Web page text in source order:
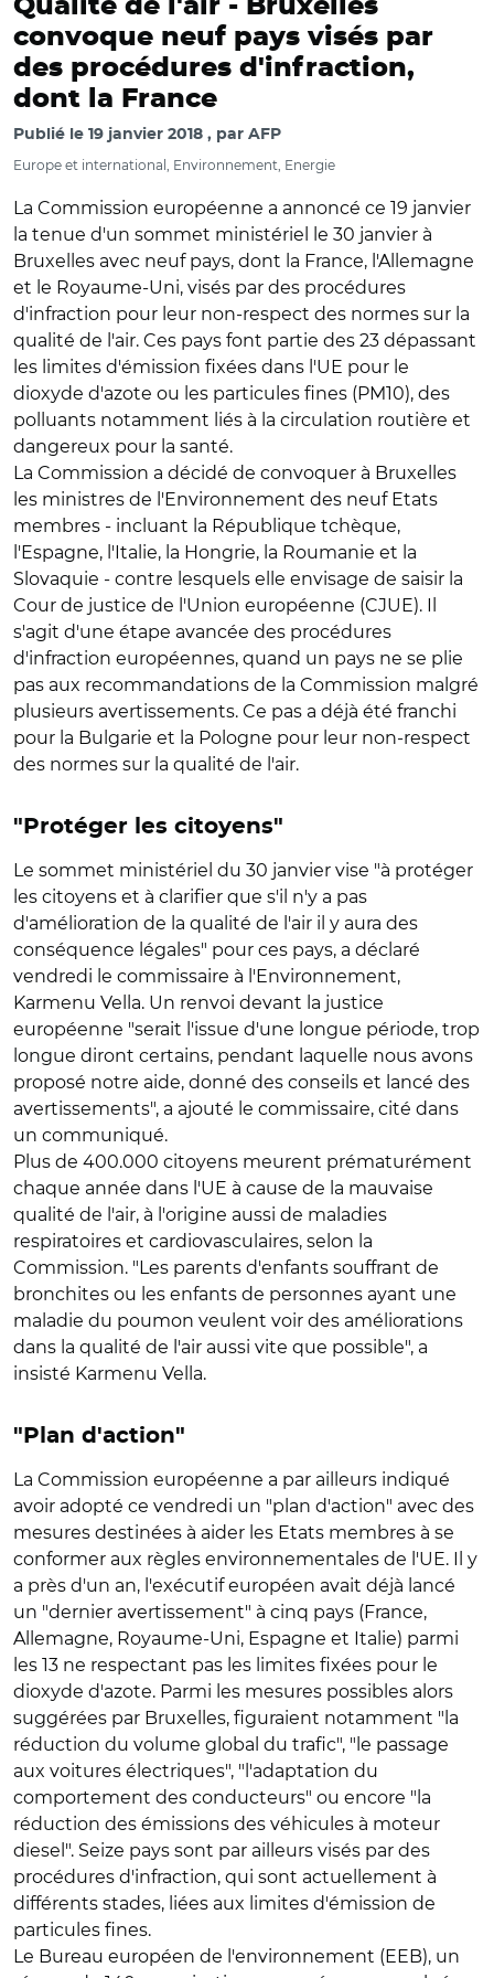
Qualité de l'air - Bruxelles
convoque neuf pays visés par
des procédures d'infraction,
dont la France
Publié le 19 janvier 2018 par AFP
Europe et international, Environnement, Energie
La Commission européenne a annoncé ce 19 janvier
la tenue d'un sommet ministériel le 30 janvier à
Bruxelles avec neuf pays, dont la France, l'Allemagne
et le Royaume-Uni, visés par des procédures
d'infraction pour leur non-respect des normes sur la
qualité de l'air. Ces pays font partie des 23 dépassant
les limites d'émission fixées dans l'UE pour le
dioxyde d'azote ou les particules fines (PM10), des
polluants notamment liés à la circulation routière et
dangereux pour la santé.
La Commission a décidé de convoquer à Bruxelles
les ministres de l'Environnement des neuf Etats
membres - incluant la République tchèque,
l'Espagne, l'Italie, la Hongrie, la Roumanie et la
Slovaquie - contre lesquels elle envisage de saisir la
Cour de justice de l'Union européenne (CJUE). Il
s'agit d'une étape avancée des procédures
d'infraction européennes, quand un pays ne se plie
pas aux recommandations de la Commission malgré
plusieurs avertissements. Ce pas a déjà été franchi
pour la Bulgarie et la Pologne pour leur non-respect
des normes sur la qualité de l'air.
"Protéger les citoyens"
Le sommet ministériel du 30 janvier vise "à protéger
les citoyens et à clarifier que s'il n'y a pas
d'amélioration de la qualité de l'air il y aura des
conséquence légales" pour ces pays, a déclaré
vendredi le commissaire à l'Environnement,
Karmenu Vella. Un renvoi devant la justice
européenne "serait l'issue d'une longue période, trop
longue diront certains, pendant laquelle nous avons
proposé notre aide, donné des conseils et lancé des
avertissements", a ajouté le commissaire, cité dans
un communiqué.
Plus de 400.000 citoyens meurent prématurément
chaque année dans l'UE à cause de la mauvaise
qualité de l'air, à l'origine aussi de maladies
respiratoires et cardiovasculaires, selon la
Commission. "Les parents d'enfants souffrant de
bronchites ou les enfants de personnes ayant une
maladie du poumon veulent voir des améliorations
dans la qualité de l'air aussi vite que possible", a
insisté Karmenu Vella.
"Plan d'action"
La Commission européenne a par ailleurs indiqué
avoir adopté ce vendredi un "plan d'action" avec des
mesures destinées à aider les Etats membres à se
conformer aux règles environnementales de l'UE. Il y
a près d'un an, l'exécutif européen avait déjà lancé
un "dernier avertissement" à cinq pays (France,
Allemagne, Royaume-Uni, Espagne et Italie) parmi
les 13 ne respectant pas les limites fixées pour le
dioxyde d'azote. Parmi les mesures possibles alors
suggérées par Bruxelles, figuraient notamment "la
réduction du volume global du trafic", "le passage
aux voitures électriques", "l'adaptation du
comportement des conducteurs" ou encore "la
réduction des émissions des véhicules à moteur
diesel". Seize pays sont par ailleurs visés par des
procédures d'infraction, qui sont actuellement à
différents stades, liées aux limites d'émission de
particules fines.
Le Bureau européen de l'environnement (EEB), un